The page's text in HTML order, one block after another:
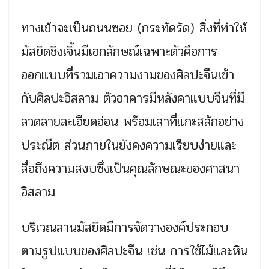
ทางเข้าจะเป็นถนนซอย (กระทัดรัด) สิ่งที่ทำให้
มัสยิดชิงเจิ้นมีเอกลักษณ์เฉพาะตัวคือการ
ออกแบบที่รวมเอาความงามของศิลปะจีนเข้า
กับศิลปะอิสลาม ตัวอาคารมีหลังคาแบบจีนที่มี
ลวดลายละเอียดอ่อน พร้อมเสาที่แกะสลักอย่าง
ประณีต ส่วนภายในยังคงความเรียบง่ายและ
สื่อถึงความสงบซึ่งเป็นคุณลักษณะของศาสนา
อิสลาม
บริเวณลานมัสยิดมีการจัดวางองค์ประกอบ
ตามรูปแบบของศิลปะจีน เช่น การใช้ไม้และหิน